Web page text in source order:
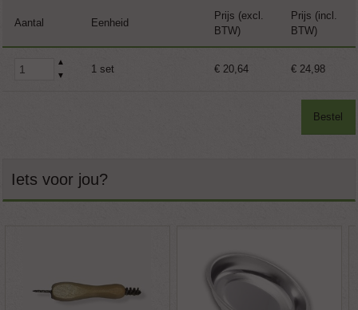
Aantal Eenheid
Prijs (excl.
BTW)
Prijs (incl.
BTW)
▲
▼
1 set € 20,64 € 24,98
Bestel
Iets voor jou?